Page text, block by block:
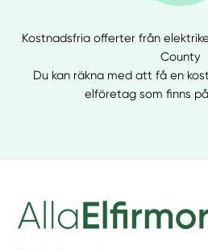
Kostnadsfria offerter från
County
Du kan räkna med att få en
elföretag som finns